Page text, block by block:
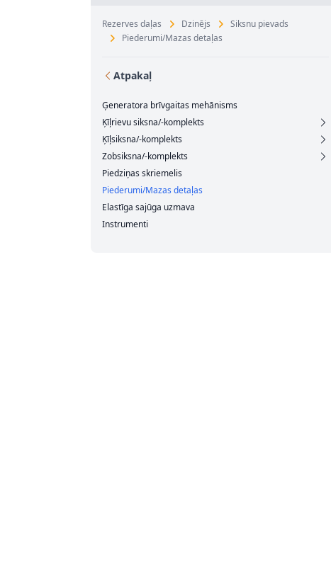
Rezerves daļas Dzinējs
Siksnu pievads
Piederumi/Mazas detaļas
Atpakaļ
Ģeneratora brīvgaitas mehānisms
Ķīļrievu siksna/-komplekts
Ķīļsiksna/-komplekts
Zobsiksna/-komplekts
Piedziņas skriemelis
Piederumi/Mazas detaļas
Elastīga sajūga uzmava
Instrumenti